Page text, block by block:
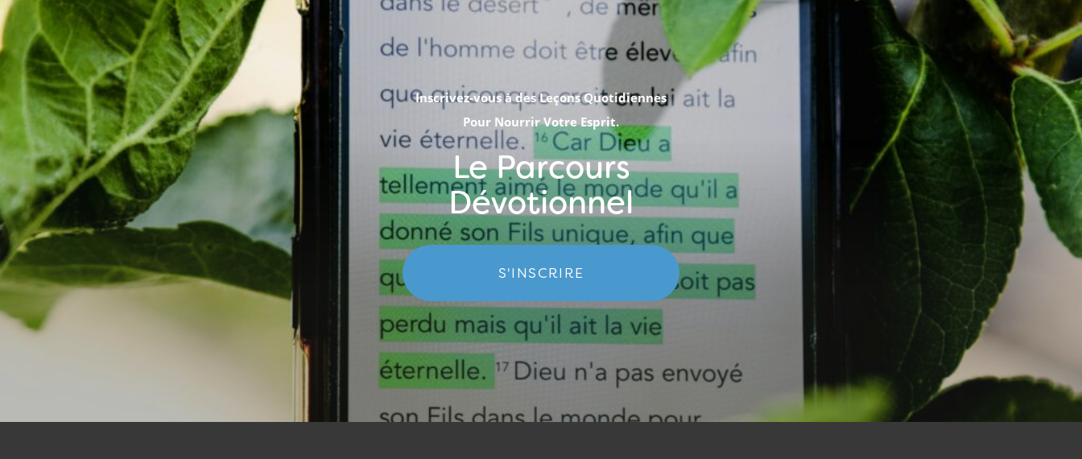
Inscrivez-vous à des Leçons Quotidiennes
Pour Nourrir Votre Esprit.
Le Parcours
Dévotionnel
S'INSCRIRE